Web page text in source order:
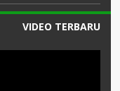
VIDEO TERBARU